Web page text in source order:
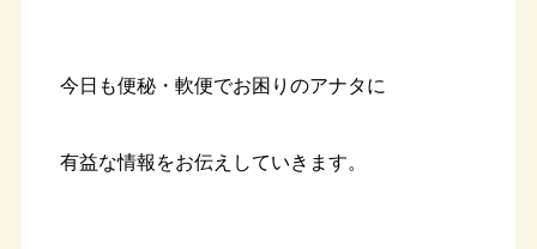
今日も便秘・軟便でお困りのアナタに
有益な情報をお伝えしていきます。